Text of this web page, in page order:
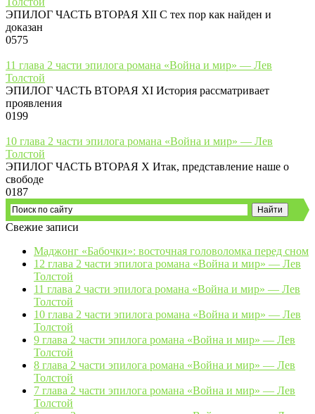
ЭПИЛОГ ЧАСТЬ ВТОРАЯ XII С тех пор как найден и
доказан
0575
11 глава 2 части эпилога романа «Война и мир» — Лев
Толстой
ЭПИЛОГ ЧАСТЬ ВТОРАЯ XI История рассматривает
проявления
0199
10 глава 2 части эпилога романа «Война и мир» — Лев
Толстой
ЭПИЛОГ ЧАСТЬ ВТОРАЯ X Итак, представление наше о
свободе
0187
Свежие записи
Маджонг «Бабочки»: восточная головоломка перед сном
12 глава 2 части эпилога романа «Война и мир» — Лев
Толстой
11 глава 2 части эпилога романа «Война и мир» — Лев
Толстой
10 глава 2 части эпилога романа «Война и мир» — Лев
Толстой
9 глава 2 части эпилога романа «Война и мир» — Лев
Толстой
8 глава 2 части эпилога романа «Война и мир» — Лев
Толстой
7 глава 2 части эпилога романа «Война и мир» — Лев
Толстой